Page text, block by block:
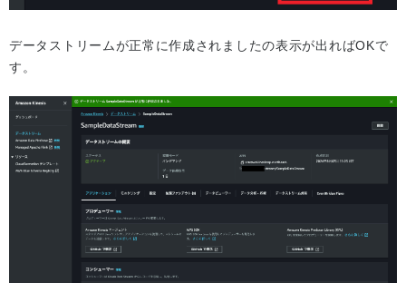
データストリームが正常に作成されましたの表示が出ればOKで
す。